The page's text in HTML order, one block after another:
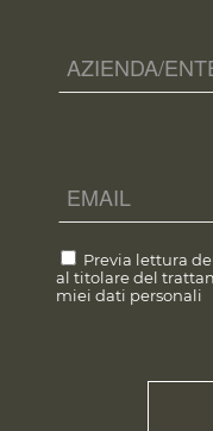
Previa lettura
al titolare del
miei dati personali